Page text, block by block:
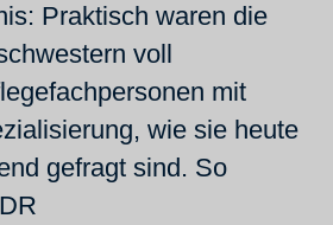
Praktisch waren die
voll
mit
wie sie heute
gefragt sind. So